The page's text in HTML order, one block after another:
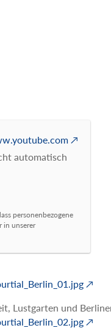
automatisch
personenbezogene
in unserer
Lustgarten und